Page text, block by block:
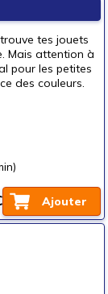
tes jouets
Mais attention à
pour les petites
des couleurs.
Ajouter